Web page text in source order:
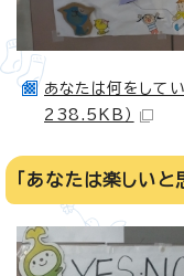
あなたは何をして
238.5KB）
「あなたは楽しい